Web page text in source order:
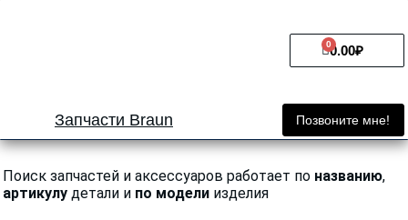
0.00₽
0
Cart
Запчасти Braun Позвоните мне!
Поиск запчастей и аксессуаров работает по названию,
артикулу детали и по модели изделия